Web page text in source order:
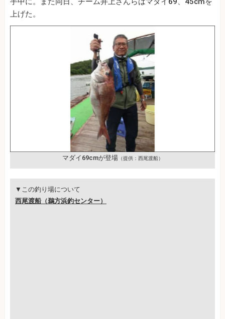
上げた。
マダイ69cmが登場（提供：西尾渡船）
▼この釣り場について
西尾渡船（鵜方浜釣センター）